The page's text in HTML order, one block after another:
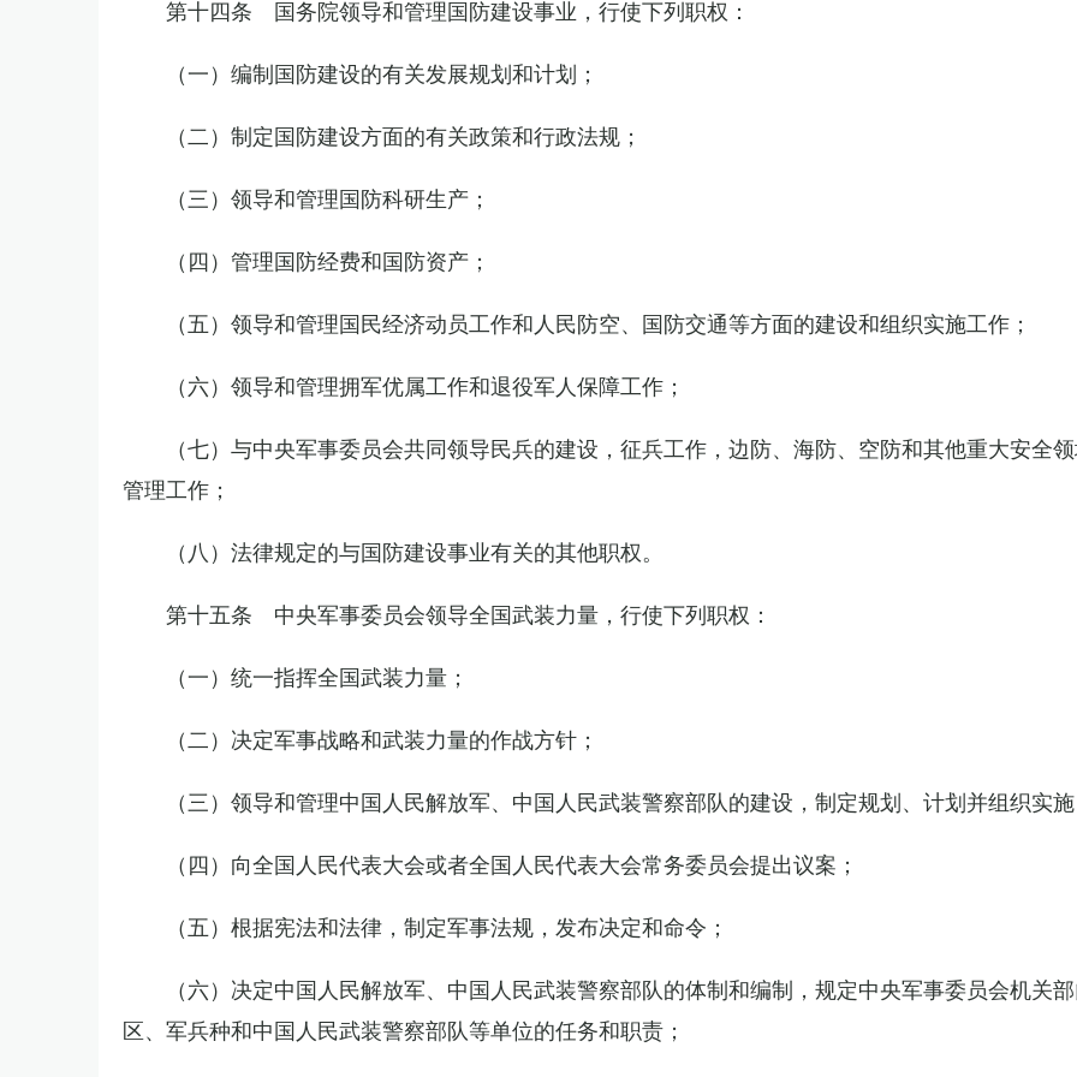
第十四条 国务院领导和管理国防建设事业，行使下列职权：
（一）编制国防建设的有关发展规划和计划；
（二）制定国防建设方面的有关政策和行政法规；
（三）领导和管理国防科研生产；
（四）管理国防经费和国防资产；
（五）领导和管理国民经济动员工作和人民防空、国防交通等方面的建设和组织实施工作；
（六）领导和管理拥军优属工作和退役军人保障工作；
（七）与中央军事委员会共同领导民兵的建设，征兵工作，边防、海防、空防和其他重大安全
管理工作；
（八）法律规定的与国防建设事业有关的其他职权。
第十五条 中央军事委员会领导全国武装力量，行使下列职权：
（一）统一指挥全国武装力量；
（二）决定军事战略和武装力量的作战方针；
（三）领导和管理中国人民解放军、中国人民武装警察部队的建设，制定规划、计划并组织实
（四）向全国人民代表大会或者全国人民代表大会常务委员会提出议案；
（五）根据宪法和法律，制定军事法规，发布决定和命令；
（六）决定中国人民解放军、中国人民武装警察部队的体制和编制，规定中央军事委员会机关
区、军兵种和中国人民武装警察部队等单位的任务和职责；